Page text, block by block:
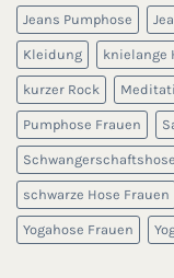
Jeans Pumphose
Kleidung knielange
kurzer Rock
Pumphose Frauen
Schwangerschaftshose
schwarze Hose Frauen
Yogahose Frauen